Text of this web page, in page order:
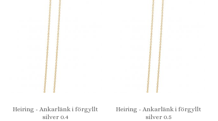
Heiring - Ankarlänk i förgyllt
silver 0.4
Heiring - Ankarlänk i förgyllt
silver 0.5